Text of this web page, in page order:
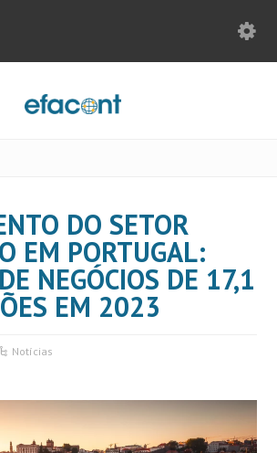
DO SETOR
EM PORTUGAL:
NEGÓCIOS DE 17,1
EM 2023
Notícias